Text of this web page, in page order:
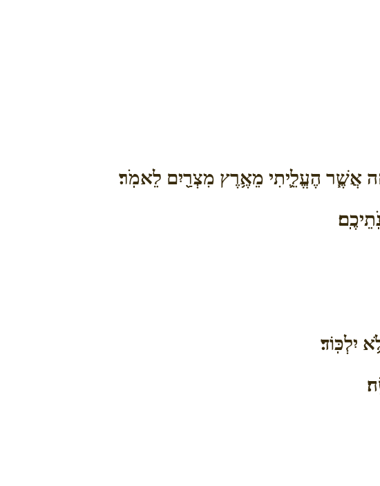
אֲשֶׁ֧ר הֶעֱלֵ֛יתִי מֵאֶ֥רֶץ מִצְרַ֖יִם לֵאמֹֽר׃